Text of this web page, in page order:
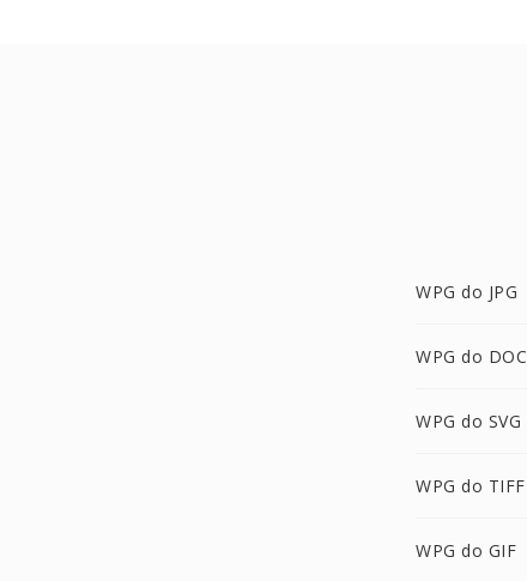
WPG do JPG
WPG do DOC
WPG do SVG
WPG do TIFF
WPG do GIF